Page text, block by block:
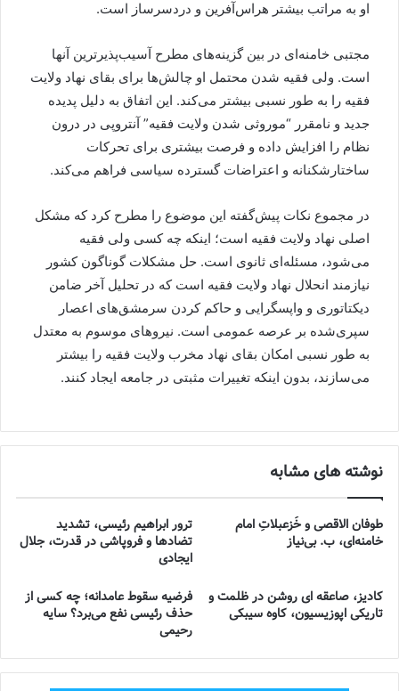
او به مراتب بیشتر هراس‌آفرین و دردسرساز است.
مجتبی خامنه‌ای در بین گزینه‌های مطرح آسیب‌پذیرترین آنها
است. ولی فقیه شدن محتمل او چالش‌ها برای بقای نهاد ولایت
فقیه را به طور نسبی بیشتر می‌کند. این اتفاق به دلیل پدیده
جدید و نامقرر “موروثی شدن ولایت فقیه” آنتروپی در درون
نظام را افزایش داده و فرصت بیشتری برای تحرکات
ساختار‌شکنانه و اعتراضات گسترده سیاسی فراهم می‌کند.
در مجموع نکات پیش‌گفته این موضوع را مطرح کرد که مشکل
اصلی نهاد ولایت فقیه است؛ اینکه چه کسی ولی فقیه
می‌شود، مسئله‌ای ثانوی است. حل مشکلات گوناگون کشور
نیازمند انحلال نهاد ولایت فقیه است که در تحلیل آخر ضامن
دیکتاتوری و واپسگرایی و حاکم کردن سرمشق‌های اعصار
سپری‌شده بر عرصه عمومی است. نیروهای موسوم به معتدل
به طور نسبی امکان بقای نهاد مخرب ولایت فقیه را بیشتر
می‌سازند، بدون اینکه تغییرات مثبتی در جامعه ایجاد کنند.
نوشته های مشابه
طوفان الاقصی و خُزعبلاتِ امام
خامنه‌ای، ب. بی‌نیاز
ترور ابراهیم رئیسی، تشدید
تضادها و فروپاشی در قدرت، جلال
ایجادی
کادیز، صاعقه ای روشن در ظلمت و
تاریکی اپوزیسیون، کاوه سیبکی
فرضیه سقوط عامدانه؛ چه کسی از
حذف رئیسی نفع می‌برد؟ سایه
رحیمی